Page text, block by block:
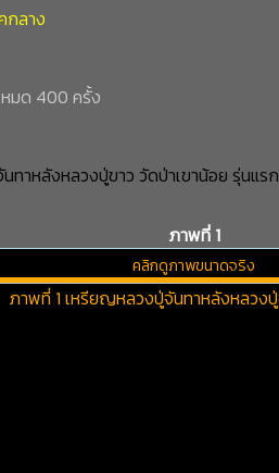
กลาง
มด 400 ครั้ง
ทาหลังหลวงปู่ขาว วัดป่าเขาน้อย รุ่นแรก
ภาพที่ 1
คลิกดูภาพขนาดจริง